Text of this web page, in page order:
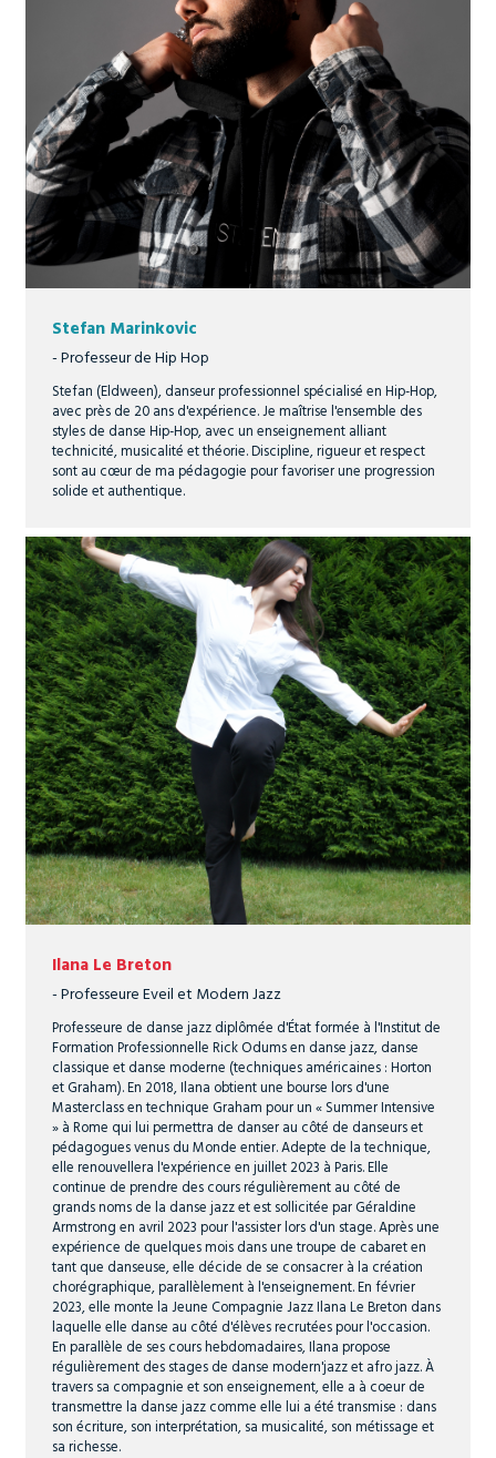
Stefan Marinkovic
- Professeur de Hip Hop
Stefan (Eldween), danseur professionnel spécialisé en Hip-Hop,
avec près de 20 ans d'expérience. Je maîtrise l'ensemble des
styles de danse Hip-Hop, avec un enseignement alliant
technicité, musicalité et théorie. Discipline, rigueur et respect
sont au cœur de ma pédagogie pour favoriser une progression
solide et authentique.
Ilana Le Breton
- Professeure Eveil et Modern Jazz
Professeure de danse jazz diplômée d'État formée à l'Institut de
Formation Professionnelle Rick Odums en danse jazz, danse
classique et danse moderne (techniques américaines : Horton
et Graham). En 2018, Ilana obtient une bourse lors d'une
Masterclass en technique Graham pour un « Summer Intensive
» à Rome qui lui permettra de danser au côté de danseurs et
pédagogues venus du Monde entier. Adepte de la technique,
elle renouvellera l'expérience en juillet 2023 à Paris. Elle
continue de prendre des cours régulièrement au côté de
grands noms de la danse jazz et est sollicitée par Géraldine
Armstrong en avril 2023 pour l'assister lors d'un stage. Après une
expérience de quelques mois dans une troupe de cabaret en
tant que danseuse, elle décide de se consacrer à la création
chorégraphique, parallèlement à l'enseignement. En février
2023, elle monte la Jeune Compagnie Jazz Ilana Le Breton dans
laquelle elle danse au côté d'élèves recrutées pour l'occasion.
En parallèle de ses cours hebdomadaires, Ilana propose
régulièrement des stages de danse modern'jazz et afro jazz. À
travers sa compagnie et son enseignement, elle a à coeur de
transmettre la danse jazz comme elle lui a été transmise : dans
son écriture, son interprétation, sa musicalité, son métissage et
sa richesse.